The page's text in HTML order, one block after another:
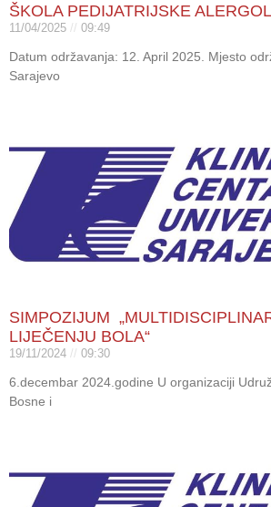
ŠKOLA PEDIJATRIJSKE
11/04/2025 09:49
Datum održavanja: 12. April 2025. Mjesto
Sarajevo
SIMPOZIJUM
LIJEČENJU BOLA“
19/11/2024 09:30
6.decembar 2024.godine U organizaciji
Bosne i